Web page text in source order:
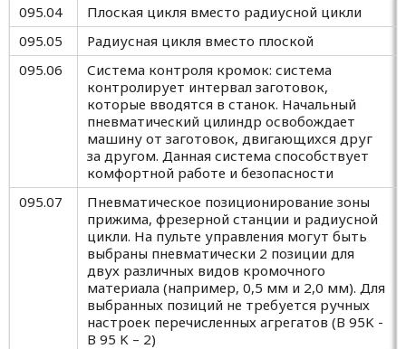
095.04
Плоская цикля вместо радиусной цикли
095.05
Радиусная цикля вместо плоской
095.06
Система контроля кромок: система
контролирует интервал заготовок,
которые вводятся в станок. Начальный
пневматический цилиндр освобождает
машину от заготовок, двигающихся друг
за другом. Данная система способствует
комфортной работе и безопасности
095.07
Пневматическое позиционирование зоны
прижима, фрезерной станции и радиусной
цикли. На пульте управления могут быть
выбраны пневматически 2 позиции для
двух различных видов кромочного
материала (например, 0,5 мм и 2,0 мм). Для
выбранных позиций не требуется ручных
настроек перечисленных агрегатов (B 95K -
B 95 K – 2)